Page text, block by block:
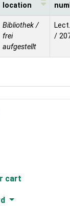
location
Bibliothek /
frei
aufgestellt
/
cart